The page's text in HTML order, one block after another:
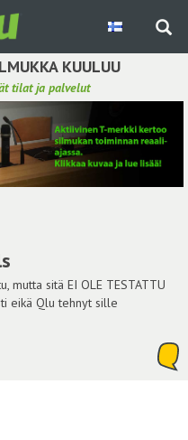
KUULUU
tilat ja palvelut
mutta sitä EI OLE TESTATTU
eikä Qlu tehnyt sille